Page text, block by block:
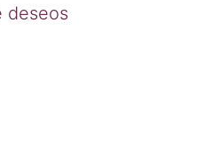
deseos